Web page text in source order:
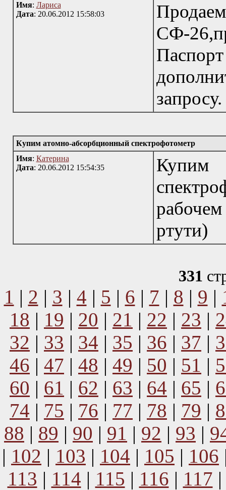
Имя: Лариса
Дата: 20.06.2012 15:58:03
СФ-
запросу.
Купим атомно-абсорбционный спектрофотометр
Имя: Катерина
Дата: 20.06.2012 15:54:35
ртути)
331
1 | 2 | 3 | 4 | 5 | 6 | 7 | 8 | 9 |
18 | 19 | 20 | 21 | 22 | 23 |
32 | 33 | 34 | 35 | 36 | 37 |
46 | 47 | 48 | 49 | 50 | 51 |
60 | 61 | 62 | 63 | 64 | 65 |
74 | 75 | 76 | 77 | 78 | 79 |
88 | 89 | 90 | 91 | 92 | 93 |
| 102 | 103 | 104 | 105 | 106
113 | 114 | 115 | 116 | 117